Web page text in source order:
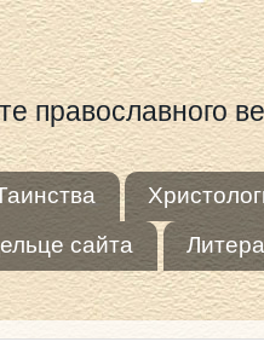
православного
сайта